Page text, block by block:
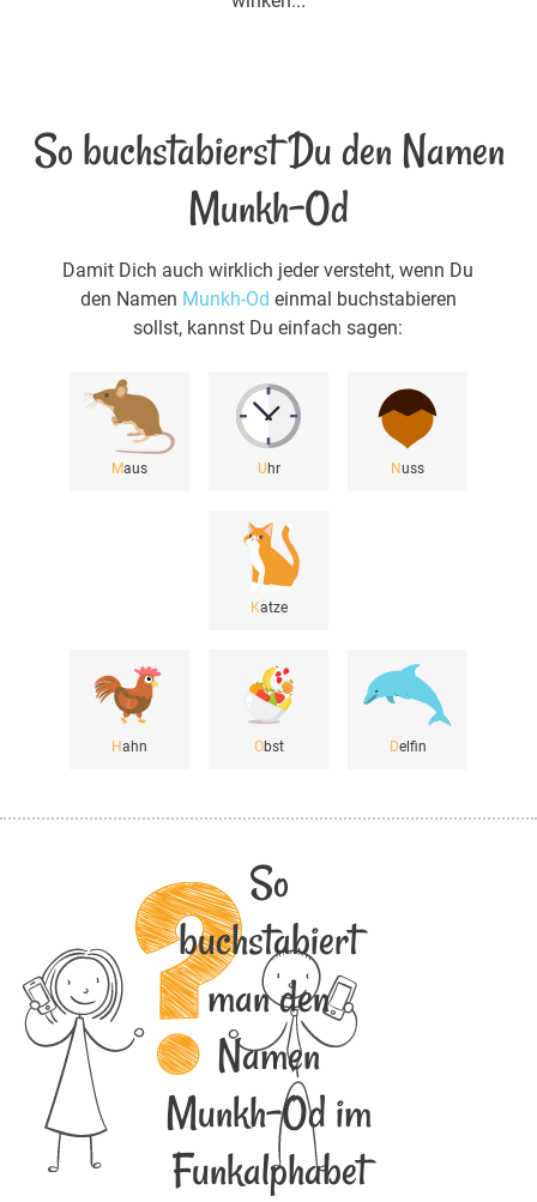
So buchstabierst Du den Namen
Munkh-Od
Damit Dich auch wirklich jeder versteht, wenn Du
den Namen Munkh-Od einmal buchstabieren
sollst, kannst Du einfach sagen:
Maus U hr Nuss
Katze
Hahn Obst Delfin
So
buchstabiert
man den
Namen
Munkh-Od im
Funkalphabet